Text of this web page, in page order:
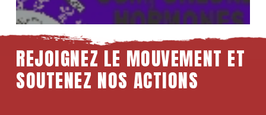
REJOIGNEZ LE MOUVEMENT ET
SOUTENEZ NOS ACTIONS